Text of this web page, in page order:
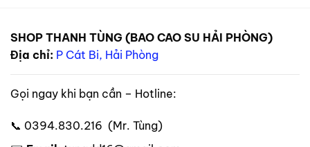
SHOP THANH TÙNG (BAO CAO SU HẢI PHÒNG)
Địa chỉ: P Cát Bi, Hải Phòng
Gọi ngay khi bạn cần – Hotline:
📞 0394.830.216 (Mr. Tùng)